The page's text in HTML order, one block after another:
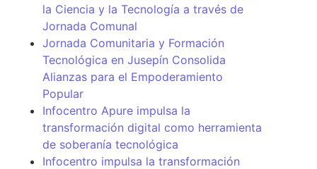
la Ciencia y la Tecnología a través de
Jornada Comunal
Jornada Comunitaria y Formación
Tecnológica en Jusepín Consolida
Alianzas para el Empoderamiento
Popular
Infocentro Apure impulsa la
transformación digital como herramienta
de soberanía tecnológica
Infocentro impulsa la transformación